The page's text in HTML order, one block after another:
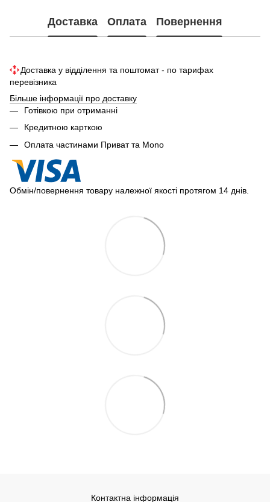
Доставка Оплата Повернення
Доставка у відділення та поштомат - по тарифах
перевізника
Більше інформації про доставку
Готівкою при отриманні
Кредитною карткою
Оплата частинами Приват та Mono
Обмін/повернення товару належної якості протягом 14 днів.
Контактна інформація